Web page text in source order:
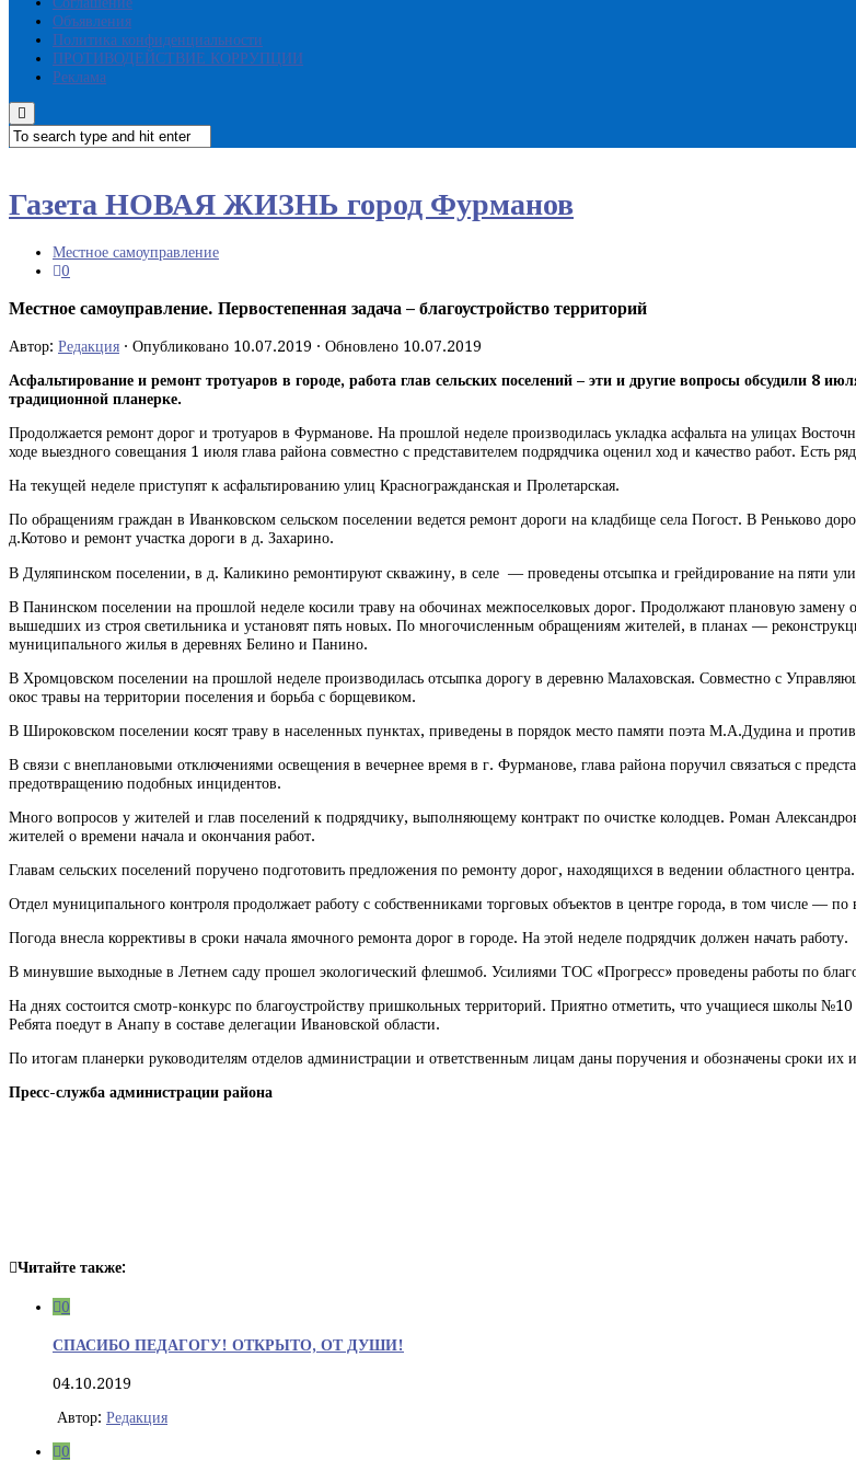
Объявления
Политика конфиденциальности
ПРОТИВОДЕЙСТВИЕ КОРРУПЦИИ
Реклама
Газета НОВАЯ ЖИЗНЬ город Фурманов
Местное самоуправление
0
Местное самоуправление. Первостепенная задача – благоустройство территорий
Автор: Редакция · Опубликовано 10.07.2019 · Обновлено 10.07.2019
Асфальтирование и ремонт тротуаров в городе, работа глав сельских поселений – эти и другие вопросы обсудили 8
традиционной планерке.
Продолжается ремонт дорог и тротуаров в Фурманове. На прошлой неделе производилась укладка асфальта на улицах
ходе выездного совещания 1 июля глава района совместно с представителем подрядчика оценил ход и качество работ. Есть
На текущей неделе приступят к асфальтированию улиц Красногражданская и Пролетарская.
По обращениям граждан в Иванковском сельском поселении ведется ремонт дороги на кладбище села Погост. В Реньково
д.Котово и ремонт участка дороги в д. Захарино.
В Дуляпинском поселении, в д. Каликино ремонтируют скважину, в селе — проведены отсыпка и грейдирование на пяти
В Панинском поселении на прошлой неделе косили траву на обочинах межпоселковых дорог. Продолжают плановую замену
вышедших из строя светильника и установят пять новых. По многочисленным обращениям жителей, в планах —
муниципального жилья в деревнях Белино и Панино.
В Хромцовском поселении на прошлой неделе производилась отсыпка дорогу в деревню Малаховская. Совместно с
окос травы на территории поселения и борьба с борщевиком.
В Широковском поселении косят траву в населенных пунктах, приведены в порядок место памяти поэта М.А.Дудина и
В связи с внеплановыми отключениями освещения в вечернее время в г. Фурманове, глава района поручил связаться с
предотвращению подобных инцидентов.
Много вопросов у жителей и глав поселений к подрядчику, выполняющему контракт по очистке колодцев. Роман
жителей о времени начала и окончания работ.
Главам сельских поселений поручено подготовить предложения по ремонту дорог, находящихся в ведении областного центра.
Отдел муниципального контроля продолжает работу с собственниками торговых объектов в центре города, в том числе —
Погода внесла коррективы в сроки начала ямочного ремонта дорог в городе. На этой неделе подрядчик должен начать работу.
В минувшие выходные в Летнем саду прошел экологический флешмоб. Усилиями ТОС «Прогресс» проведены работы по
На днях состоится смотр-конкурс по благоустройству пришкольных территорий. Приятно отметить, что учащиеся школы
Ребята поедут в Анапу в составе делегации Ивановской области.
По итогам планерки руководителям отделов администрации и ответственным лицам даны поручения и обозначены сроки их
Пресс-служба администрации района
Читайте также:
0
СПАСИБО ПЕДАГОГУ! ОТКРЫТО, ОТ ДУШИ!
04.10.2019
Автор: Редакция
0